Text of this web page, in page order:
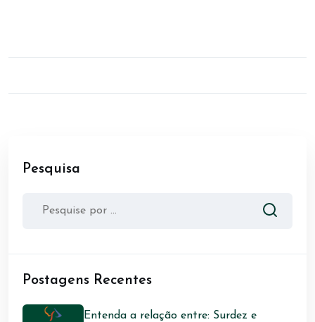
Pesquisa
Postagens Recentes
Entenda a relação entre: Surdez e